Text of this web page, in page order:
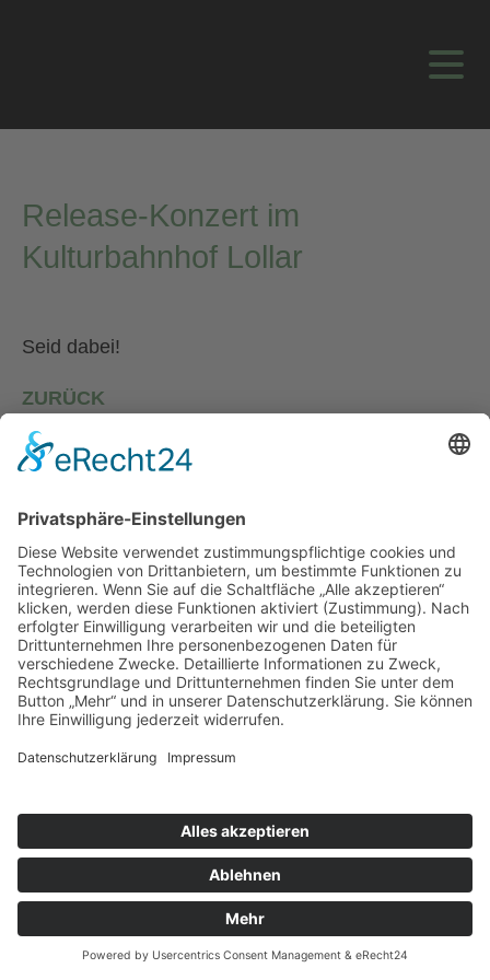
Release-Konzert im
Kulturbahnhof Lollar
Seid dabei!
ZURÜCK
© 2026 Jonas Brannath |Impressum|Datenschutz
Webdesign by DAG